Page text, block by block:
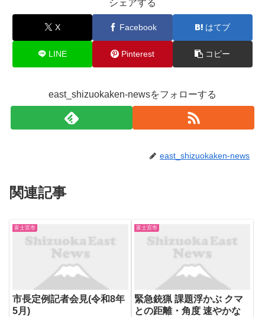
シェアする
X Facebook はてブ
LINE Pinterest コピー
east_shizuokaken-newsをフォローする
east_shizuokaken-news
関連記事
富士宮市
市長定例記者会見(令和8年
5月)
富士宮市
緊急銃猟 課題浮かぶ クマ
との距離・角度 速やかな